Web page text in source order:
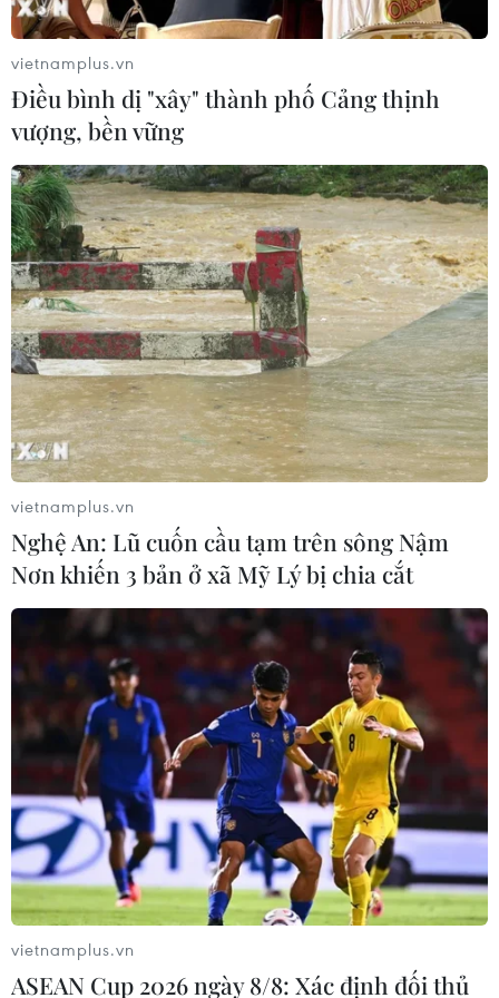
Bản đồ các bãi rùa biển lên đẻ trứng tại Côn Đảo. (Ảnh: TTXVN
phát)
(TTXVN/Vietnam+)
#Vườn quốc gia Côn Đảo #Mùa sinh sản
#Rùa xanh
#Rùa biển
#Bảo tồn rùa biển
Bà Rịa - Vũng Tàu
Tp. Hồ Chí Minh
Theo dõi VietnamPlus
TIN CÙNG CHUYÊN MỤC
Trung Quốc nâng mức ứng phó khẩn
vietnamplus.vn
Điều bình dị "xây" thành phố Cảng thịnh
vượng, bền vững
vietnamplus.vn
Nghệ An: Lũ cuốn cầu tạm trên sông Nậm
Nơn khiến 3 bản ở xã Mỹ Lý bị chia cắt
vietnamplus.vn
ASEAN Cup 2026 ngày 8/8: Xác định đối thủ